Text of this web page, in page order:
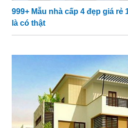
999+ Mẫu nhà cấp 4 đẹp giá rẻ
là có thật